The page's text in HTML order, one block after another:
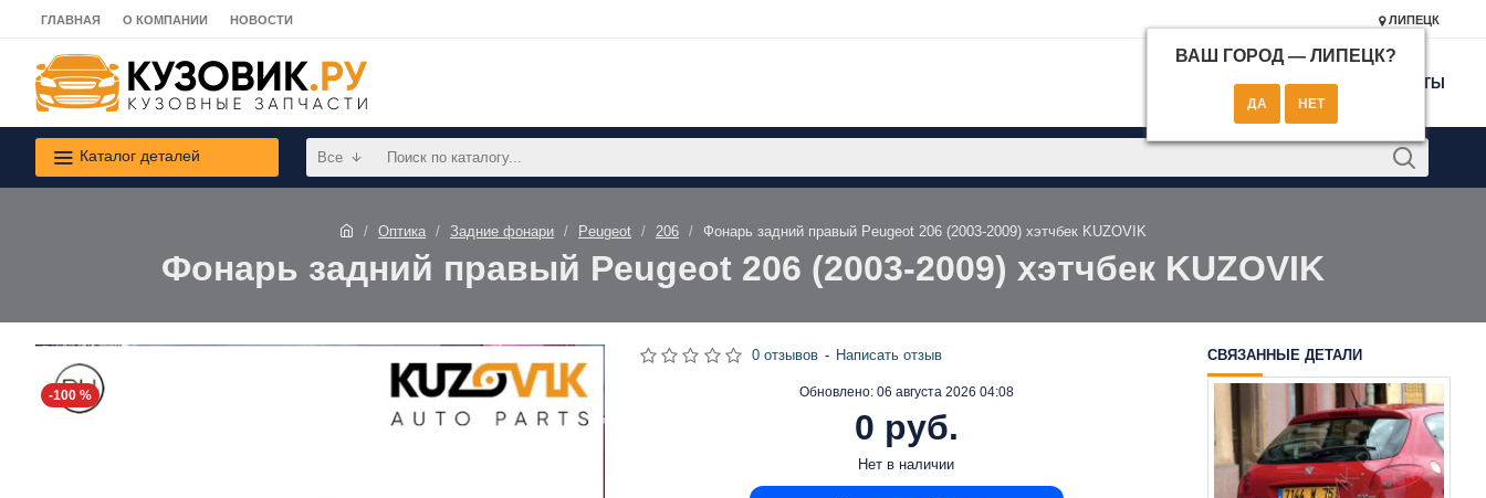
ГЛАВНАЯ О КОМПАНИИ НОВОСТИ ЛИПЕЦК
ВАШ ГОРОД — ЛИПЕЦК?
КОНТАКТЫ
Каталог деталей Все
Оптика Задние фонари Peugeot 206 Фонарь задний правый Peugeot 206 (2003-2009) хэтчбек KUZOVIK
Фонарь задний правый Peugeot 206 (2003-2009) хэтчбек KUZOVIK
-100 % Обновлено: 06 августа 2026 04:08
Нет в наличии
0 отзывов - Написать отзыв
0 руб.
СВЯЗАННЫЕ ДЕТАЛИ